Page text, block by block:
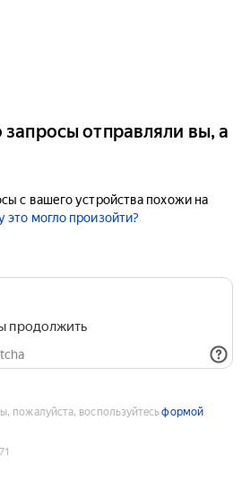
отправляли вы, а
с вашего устройства похожи на
это могло произойти?
продолжить
пожалуйста, воспользуйтесьформой